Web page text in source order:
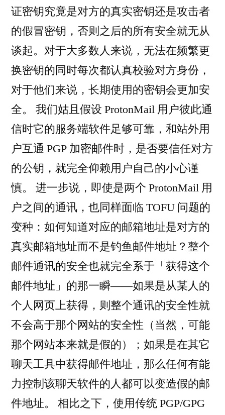
证密钥究竟是对方的真实密钥还是攻击者
的假冒密钥，否则之后的所有安全就无从
谈起。对于大多数人来说，无法在频繁更
换密钥的同时每次都认真校验对方身份，
对于他们来说，长期使用的密钥会更加安
全。 我们姑且假设 ProtonMail 用户彼此通
信时它的服务端软件足够可靠，和站外用
户互通 PGP 加密邮件时，是否要信任对方
的公钥，就完全仰赖用户自己的小心谨
慎。 进一步说，即使是两个 ProtonMail 用
户之间的通讯，也同样面临 TOFU 问题的
变种：如何知道对应的邮箱地址是对方的
真实邮箱地址而不是钓鱼邮件地址？整个
邮件通讯的安全也就完全系于「获得这个
邮件地址」的那一瞬——如果是从某人的
个人网页上获得，则整个通讯的安全性就
不会高于那个网站的安全性（当然，可能
那个网站本来就是假的）；如果是在其它
聊天工具中获得邮件地址，那么任何有能
力控制该聊天软件的人都可以变造假的邮
件地址。 相比之下，使用传统 PGP/GPG